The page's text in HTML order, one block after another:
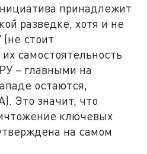
принадлежит
разведке, хотя и не
(не стоит
самостоятельность
– главными на
остаются,
Это значит, что
ключевых
на самом